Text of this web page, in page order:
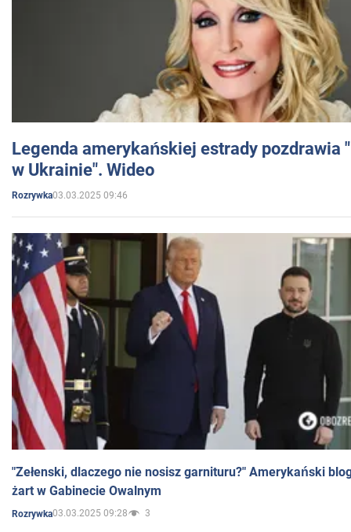
Legenda amerykańskiej estrady pozdrawia
w Ukrainie". Wideo
Rozrywka03.03.2025 09:46
"Zełenski, dlaczego nie nosisz garnituru?" Amerykański
żart w Gabinecie Owalnym
Rozrywka03.03.2025 09:28 3